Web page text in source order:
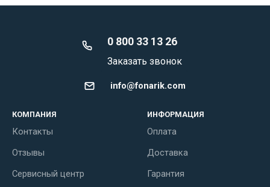
0 800 33 13 26
Заказать звонок
info@fonarik.com
КОМПАНИЯ
Контакты
Отзывы
Сервисный центр
ИНФОРМАЦИЯ
Оплата
Доставка
Гарантия